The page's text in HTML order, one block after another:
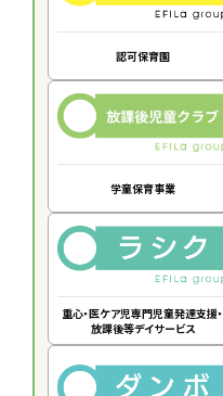
認可保育園
学童保育事業
重心・医ケア児専門児童発達支援・
放課後等デイサービス